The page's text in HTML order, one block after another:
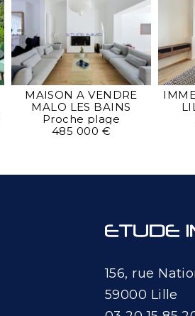
MAISON A VENDRE
MALO LES BAINS
Proche plage
485 000 €
156, rue
59000 Lille